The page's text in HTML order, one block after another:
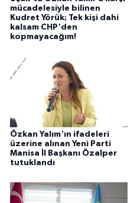
mücadelesiyle bilinen
Kudret Yörük; Tek kişi dahi
kalsam CHP'den
kopmayacağım!
Özkan Yalım'ın ifadeleri
üzerine alınan Yeni Parti
Manisa İl Başkanı Özalper
tutuklandı